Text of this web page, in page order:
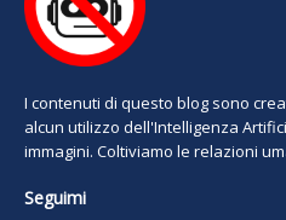
I contenuti di questo blog sono
alcun utilizzo dell'Intelligenza
immagini. Coltiviamo le relazioni
Seguimi